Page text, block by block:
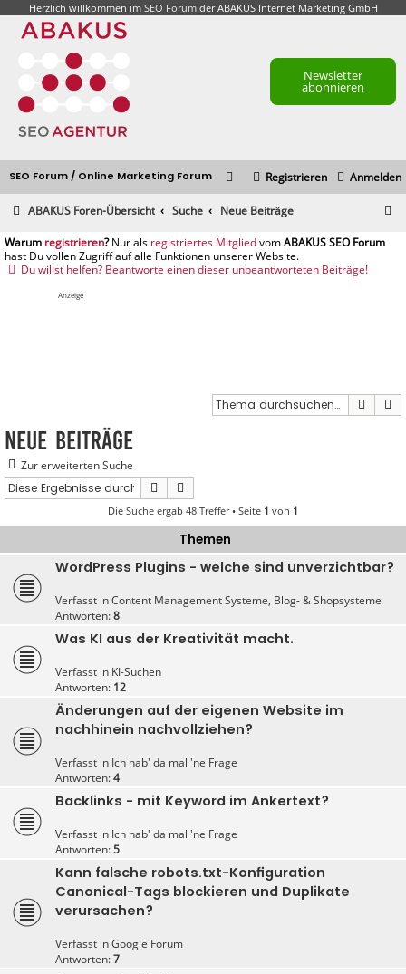
Herzlich willkommen im SEO Forumder ABAKUS Internet Marketing GmbH
Newsletter
abonnieren
SEO Forum / Online Marketing Forum Anmelden
Registrieren
ABAKUS Foren-Übersicht Suche Neue Beiträge
registrieren
registriertes Mitglied
Du willst helfen? Beantworte einen dieser unbeantworteten Beiträge!
Anzeige
Suche
Neue Beiträge
Zur erweiterten Suche
Suche
Die Suche ergab 48 Treffer • Seite 1 von 1
Themen
WordPress Plugins - welche sind unverzichtbar?
Verfasst inContent Management Systeme, Blog- & Shopsysteme
Antworten:8
Was KI aus der Kreativität macht.
Verfasst in KI-Suchen
Antworten: 12
Änderungen auf der eigenen Website im
nachhinein nachvollziehen?
Verfasst in Ich hab' da mal 'ne Frage
Antworten:4
Backlinks - mit Keyword im Ankertext?
Verfasst in Ich hab' da mal 'ne Frage
Antworten:5
Kann falsche robots.txt-Konfiguration
Canonical-Tags blockieren und Duplikate
verursachen?
Verfasst inGoogle Forum
Antworten:7